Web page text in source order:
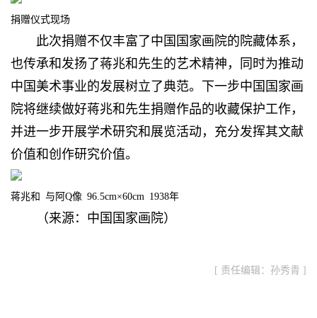
捐赠仪式现场
此次捐赠不仅丰富了中国国家画院的院藏体系，
也传承和发扬了蒋兆和先生的艺术精神，同时为推动
中国美术事业的发展树立了典范。下一步中国国家画
院将继续做好蒋兆和先生捐赠作品的收藏保护工作，
并进一步开展学术研究和展览活动，充分发挥其文献
价值和创作研究价值。
蒋兆和 与阿Q像 96.5cm×60cm 1938年
（来源： 中国国家画院）
[ 责任编辑：孙秀青 ]